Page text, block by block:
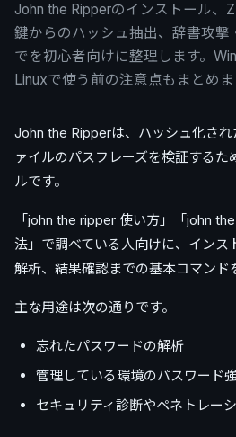
John the Ripperのインストール、
鍵からのハッシュ抽出、辞書攻撃
でを初心者向けに整理します。
Linuxで使う前の注意点もまとめま
John the Ripperは、ハッシュ化さ
ァイルのパスフレーズを検証するた
ルです。
「john the ripper 使い方」「john
法」で調べている人向けに、インス
解析、結果確認までの基本コマンド
主な用途は次の通りです。
忘れたパスワードの解析
管理している環境のパスワード
セキュリティ診断やペネトレー